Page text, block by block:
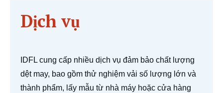
Dịch vụ
IDFL cung cấp nhiều dịch vụ đảm bảo chất lượng
dệt may, bao gồm thử nghiệm vải số lượng lớn và
thành phẩm, lấy mẫu từ nhà máy hoặc cửa hàng